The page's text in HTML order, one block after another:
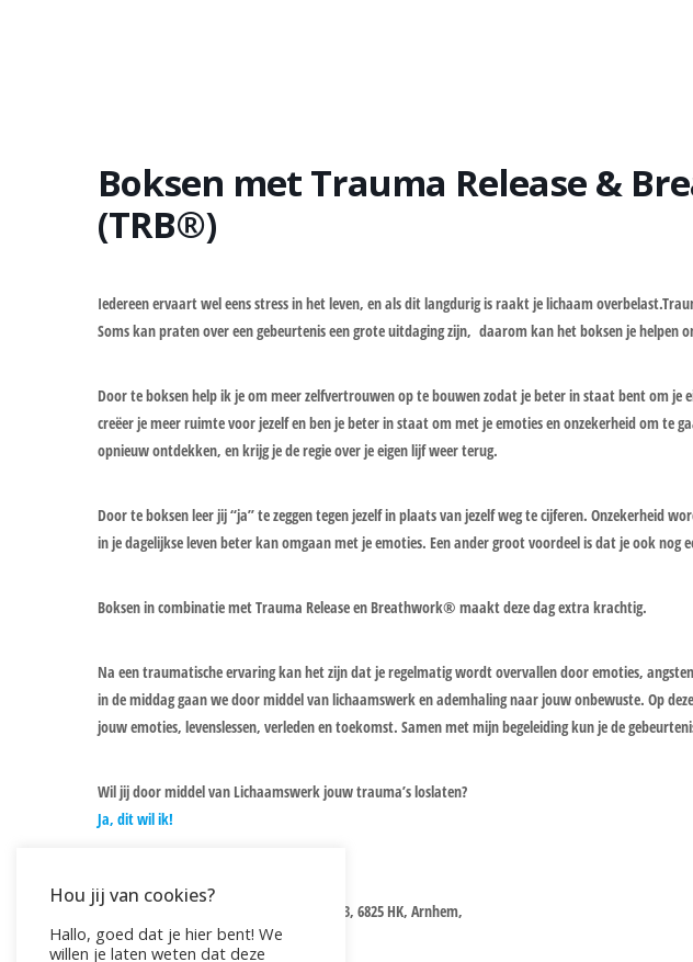
Boksen met Trauma Release &
(TRB®)
Iedereen ervaart wel eens stress in het leven, en als dit langdurig is raakt je lichaam
Soms kan praten over een gebeurtenis een grote uitdaging zijn, daarom kan het boksen je helpen
Door te boksen help ik je om meer zelfvertrouwen op te bouwen zodat je beter in staat bent om je
creëer je meer ruimte voor jezelf en ben je beter in staat om met je emoties en onzekerheid om te
opnieuw ontdekken, en krijg je de regie over je eigen lijf weer terug.
Door te boksen leer jij “ja” te zeggen tegen jezelf in plaats van jezelf weg te cijferen. Onzekerheid
in je dagelijkse leven beter kan omgaan met je emoties. Een ander groot voordeel is dat je ook nog
Boksen in combinatie met Trauma Release en Breathwork® maakt deze dag extra krachtig.
Na een traumatische ervaring kan het zijn dat je regelmatig wordt overvallen door emoties,
in de middag gaan we door middel van lichaamswerk en ademhaling naar jouw onbewuste. Op
jouw emoties, levenslessen, verleden en toekomst. Samen met mijn begeleiding kun je de
Wil jij door middel van Lichaamswerk jouw trauma’s loslaten?
Ja, dit wil ik!
SPECIFICATIES
Locatie:
Zen boksen, Middachtensingel 143, 6825 HK, Arnhem,
Tijd:10:00 – 15:30
Hou jij van cookies?
Hallo, goed dat je hier bent! We
willen je laten weten dat deze